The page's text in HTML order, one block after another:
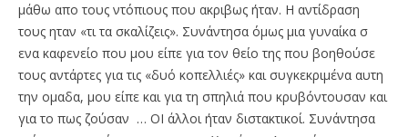
μάθω απο τους ντόπιους που ακριβως ήταν. Η αντίδραση
τους ηταν «τι τα σκαλίζεις». Συνάντησα όμως μια γυναίκα σ
ενα καφενείο που μου είπε για τον θείο της που βοηθούσε
τους αντάρτες για τις «δυό κοπελλιές» και συγκεκριμένα αυτη
την ομαδα, μου είπε και για τη σπηλιά που κρυβόντουσαν και
για το πως ζούσαν … ΟΙ άλλοι ήταν διστακτικοί. Συνάντησα